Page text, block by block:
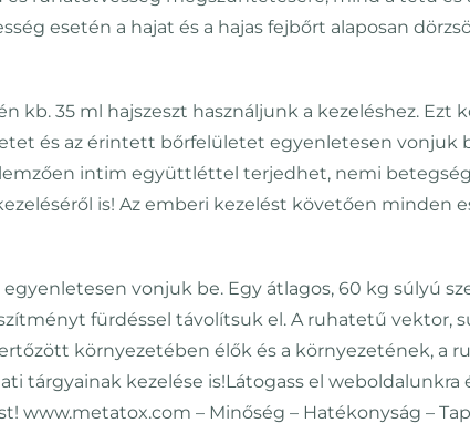
esetén a hajat és a hajas fejbőrt alaposan
kb. 35 ml hajszeszt használjunk a kezeléshez.
és az érintett bőrfelületet egyenletesen vonjuk
intim együttléttel terjedhet, nemi
is! Az emberi kezelést követően minden
vonjuk be. Egy átlagos, 60 kg súlyú
fürdéssel távolítsuk el. A ruhatetű vektor,
környezetében élők és a környezetének, a
tárgyainak kezelése is!Látogass el
www.metatox.com – Minőség – Hatékonyság –